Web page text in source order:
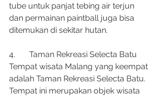
tube untuk panjat tebing air terjun
dan permainan paintball juga bisa
ditemukan di sekitar hutan.
4.	Taman Rekreasi Selecta Batu
Tempat wisata Malang yang keempat
adalah Taman Rekreasi Selecta Batu.
Tempat ini merupakan objek wisata